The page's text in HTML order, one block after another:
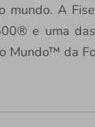
mundo. A
e uma
Mundo™ da